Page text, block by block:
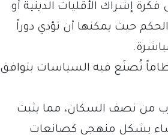
إشراك الأقليات الدينية أو
حيث يمكنها أن تؤدي دوراً
تُصنَع فيه السياسات بتوافق
من نصف السكان، مما يثبت
بشكل منهجي كصانعات